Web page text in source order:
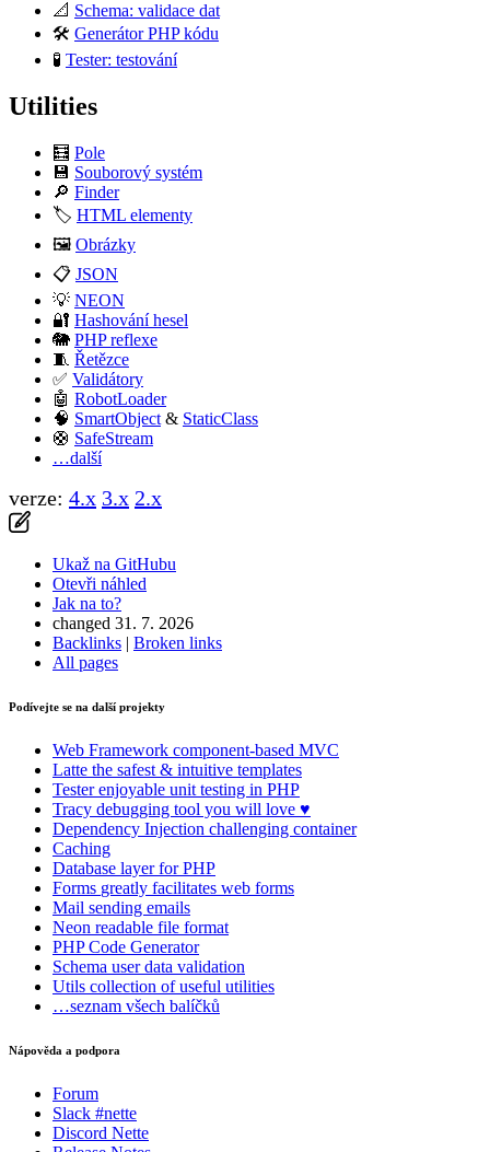
📐 Schema: validace dat
🛠️ Generátor PHP kódu
🧪 Tester: testování
Utilities
🧮 Pole
💾 Souborový systém
🔎 Finder
🏷️ HTML elementy
🖼️ Obrázky
📋 JSON
💡 NEON
🔐 Hashování hesel
🐘 PHP reflexe
🧵 Řetězce
✅ Validátory
🤖 RobotLoader
🧠 SmartObject & StaticClass
🛟 SafeStream
…další
verze: 4.x 3.x 2.x
Ukaž na GitHubu
Otevři náhled
Jak na to?
changed 31. 7. 2026
Backlinks | Broken links
All pages
Podívejte se na další projekty
Web Framework component-based MVC
Latte the safest & intuitive templates
Testerenjoyable unit testing in PHP
Tracy debugging tool you will love ♥
Dependency Injection challenging container
Caching
Database layer for PHP
Forms greatly facilitates web forms
Mail sending emails
Neon readable file format
PHP Code Generator
Schema user data validation
Utils collection of useful utilities
…seznam všech balíčků
Nápověda a podpora
Forum
Slack #nette
Discord Nette